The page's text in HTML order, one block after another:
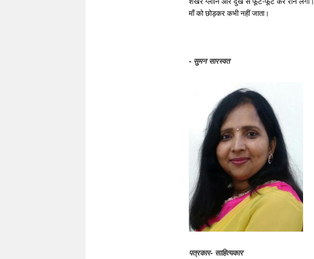
माँ को छोड़कर कभी नहीं जाता।
- सुमन सारस्वत
पत्रकार- साहित्यकार